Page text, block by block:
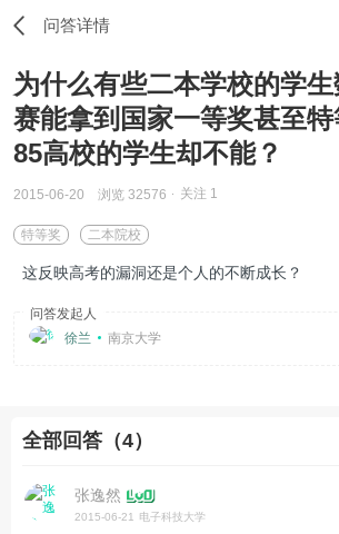
问答详情
为什么有些二本学校的学
赛能拿到国家一等奖甚至
85高校的学生却不能？
2015-06-20 浏览 32576 关注 1
特等奖 二本院校
这反映高考的漏洞还是个人的不断成长？
问答发起人
徐兰
南京大学
全部回答（4）
张逸然
2015-06-21 电子科技大学